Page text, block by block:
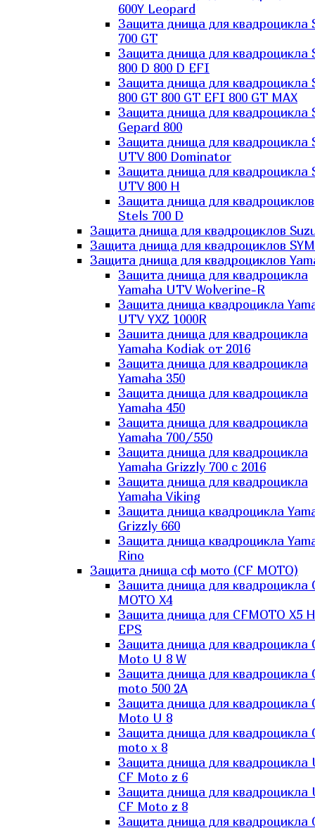
600Y Leopard
Защита днища для квадроцикла
700 GT
Защита днища для квадроцикла
800 D 800 D EFI
Защита днища для квадроцикла
800 GT 800 GT EFI 800 GT MAX
Защита днища для квадроцикла
Gepard 800
Защита днища для квадроцикла
UTV 800 Dominator
Защита днища для квадроцикла
UTV 800 H
Защита днища для квадроциклов
Stels 700 D
Защита днища для квадроциклов
Защита днища для квадроциклов SYM
Защита днища для квадроциклов
Защита днища для квадроцикла
Yamaha UTV Wolverine-R
Защита днища квадроцикла
UTV YXZ 1000R
Зашита днища для квадроцикла
Yamaha Kodiak от 2016
Защита днища для квадроцикла
Yamaha 350
Защита днища для квадроцикла
Yamaha 450
Защита днища для квадроцикла
Yamaha 700/550
Защита днища для квадроцикла
Yamaha Grizzly 700 с 2016
Защита днища для квадроцикла
Yamaha Viking
Защита днища квадроцикла
Grizzly 660
Защита днища квадроцикла
Rino
Защита днища сф мото (CF MOTO)
Защита днища для квадроцикла
MOTO X4
Защита днища для CFMOTO X5
EPS
Защита днища для квадроцикла
Moto U 8 W
Защита днища для квадроцикла
moto 500 2A
Защита днища для квадроцикла
Moto U 8
Защита днища для квадроцикла
moto x 8
Защита днища для квадроцикла
CF Moto z 6
Защита днища для квадроцикла
CF Moto z 8
Защита днища для квадроцикла